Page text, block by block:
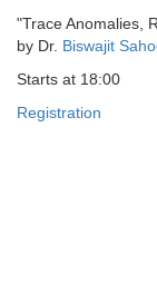
"Trace Anomalies,
by Dr. Biswajit
Starts at 18:00
Registration